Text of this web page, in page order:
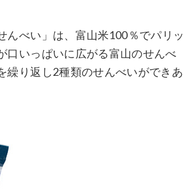
んべい」は、富山米100％でパリッ
口いっぱいに広がる富山のせんべ
繰り返し2種類のせんべいができあ